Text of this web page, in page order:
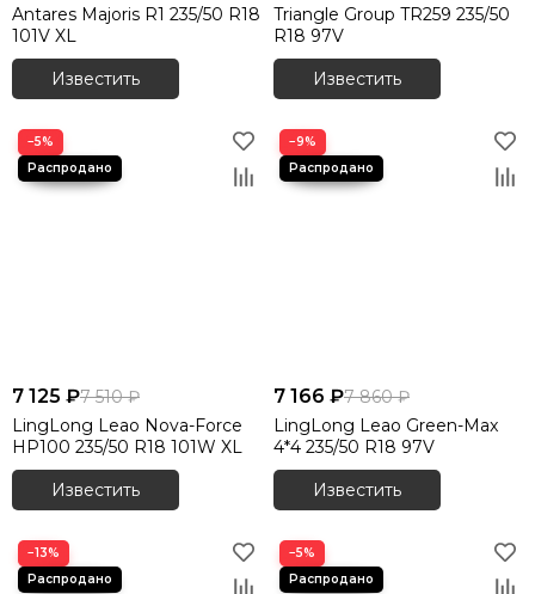
Antares Majoris R1 235/50 R18
101V XL
Известить
Triangle Group TR259 235/50
R18 97V
Известить
−5%
7 125 ₽7 510 ₽
LingLong Leao Nova-Force
HP100 235/50 R18 101W XL
Известить
−9%
7 166 ₽7 860 ₽
LingLong Leao Green-Max
4*4 235/50 R18 97V
Известить
−13% −5%